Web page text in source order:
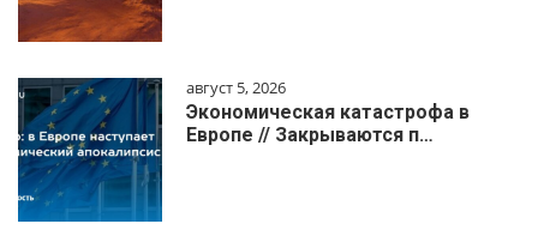
август 5, 2026
Экономическая катастрофа в
Европе // Закрываются п…